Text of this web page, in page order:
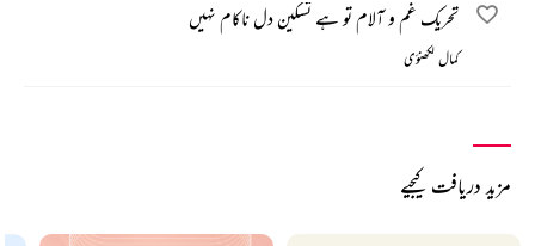
تحریک غم و آلام تو ہے تسکین دل ناکام نہیں
کمال لکھنؤی
مزید دریافت کیجیے